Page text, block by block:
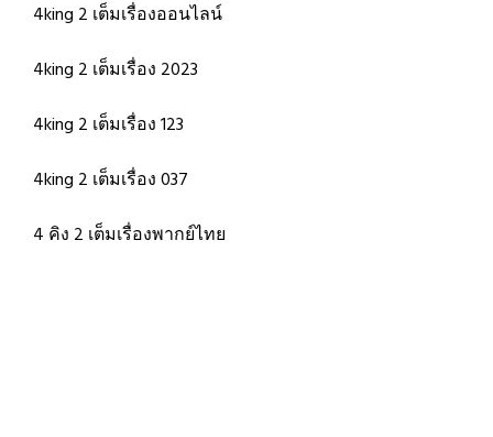
4king 2 เต็มเรื่องออนไลน์
4king 2 เต็มเรื่อง 2023
4king 2 เต็มเรื่อง 123
4king 2 เต็มเรื่อง 037
4 คิง 2 เต็มเรื่องพากย์ไทย